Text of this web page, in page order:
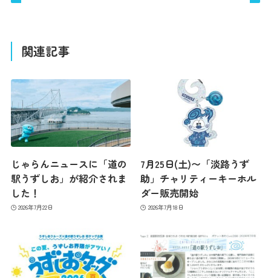
関連記事
じゃらんニュースに「道の
駅うずしお」が紹介されま
した！
2026年7月22日
7月25日(土)〜「淡路うず
助」チャリティーキーホル
ダー販売開始
2026年7月18日